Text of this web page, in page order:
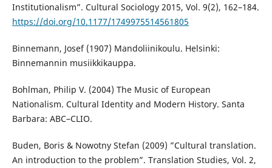
Institutionalism”. Cultural Sociology 2015, Vol. 9(2), 162–184.
https://doi.org/10.1177/1749975514561805
Binnemann, Josef (1907) Mandoliinikoulu. Helsinki:
Binnemannin musiikkikauppa.
Bohlman, Philip V. (2004) The Music of European
Nationalism. Cultural Identity and Modern History. Santa
Barbara: ABC–CLIO.
Buden, Boris & Nowotny Stefan (2009) ”Cultural translation.
An introduction to the problem”. Translation Studies, Vol. 2,